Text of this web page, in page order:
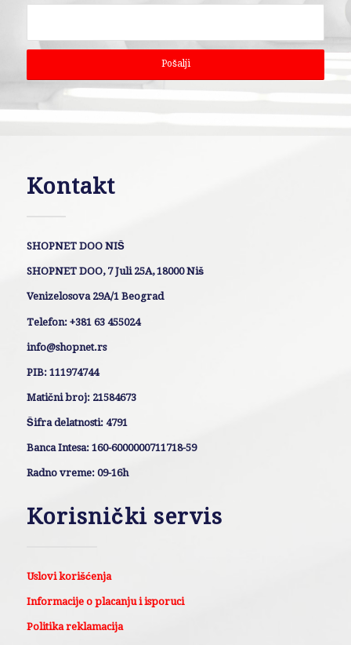
Kontakt
SHOPNET DOO NIŠ
SHOPNET DOO, 7 Juli 25A, 18000 Niš
Venizelosova 29A/1 Beograd
Telefon: +381 63 455024
info@shopnet.rs
PIB: 111974744
Matični broj: 21584673
Šifra delatnosti: 4791
Banca Intesa: 160-6000000711718-59
Radno vreme: 09-16h
Korisnički servis
Uslovi korišćenja
Informacije o placanju i isporuci
Politika reklamacija